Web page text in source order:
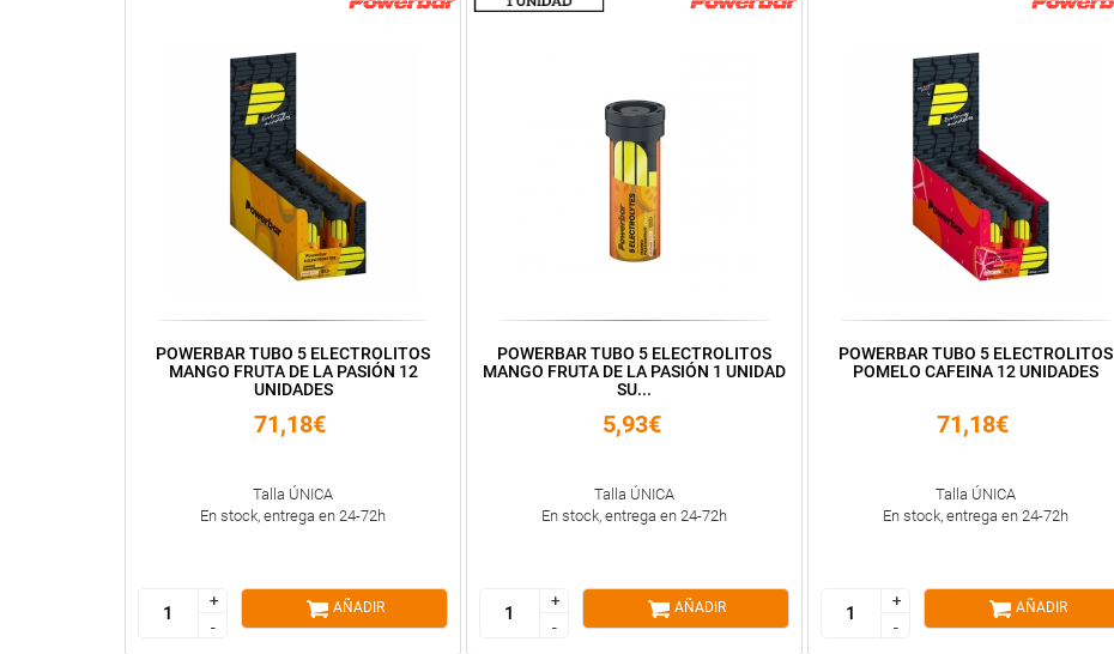
POWERBAR TUBO 5 ELECTROLITOS
MANGO FRUTA DE LA PASIÓN 12
UNIDADES
71,18€
Talla ÚNICA
En stock, entrega en 24-72h
+
-
+
-
AÑADIR
POWERBAR TUBO 5 ELECTROLITOS
MANGO FRUTA DE LA PASIÓN 1 UNIDAD
SU...
5,93€
Talla ÚNICA
En stock, entrega en 24-72h
+
-
+
-
AÑADIR
POWERBAR TUBO 5 ELECTROLITOS
POMELO CAFEINA 12 UNIDADES
71,18€
Talla ÚNICA
En stock, entrega en 24-72h
+
-
+
-
AÑADIR